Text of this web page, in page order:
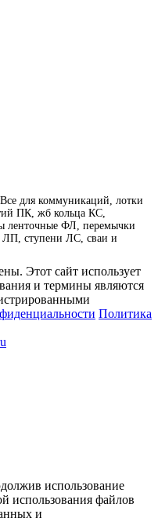
для коммуникаций, лотки
ПК, жб кольца КС,
ленточные ФЛ, перемычки
ступени ЛС, сваи и
Этот сайт использует
и термины являются
Политика
использование
использования файлов
и